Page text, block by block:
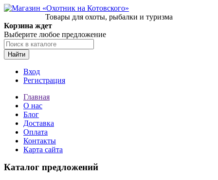
Товары для охоты, рыбалки и туризма
Корзина ждет
Выберите любое предложение
Найти
Вход
Регистрация
Главная
О нас
Блог
Доставка
Оплата
Контакты
Карта сайта
Каталог предложений